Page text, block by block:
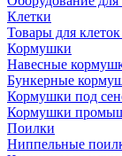
Клетки
Товары для
Кормушки
Навесные
Бункерные
Кормушки под
Кормушки
Поилки
Ниппельные